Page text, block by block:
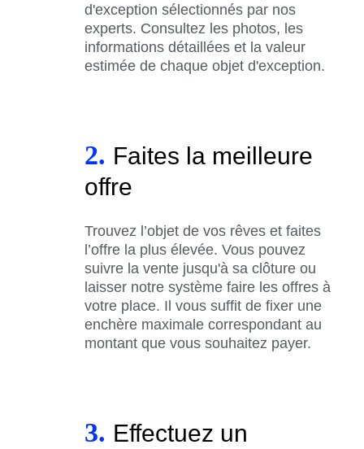
d'exception sélectionnés par nos
experts. Consultez les photos, les
informations détaillées et la valeur
estimée de chaque objet d'exception.
2. Faites la meilleure
offre
Trouvez l’objet de vos rêves et faites
l’offre la plus élevée. Vous pouvez
suivre la vente jusqu'à sa clôture ou
laisser notre système faire les offres à
votre place. Il vous suffit de fixer une
enchère maximale correspondant au
montant que vous souhaitez payer.
3. Effectuez un